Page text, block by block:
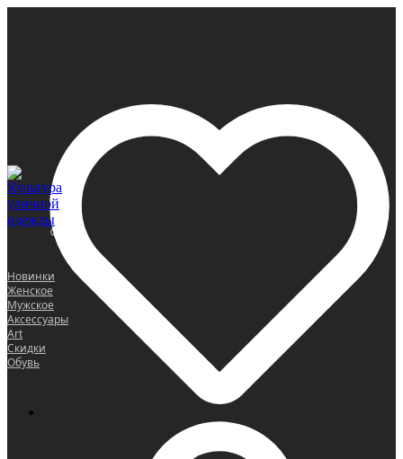
0
Новинки
Женское
Мужское
Аксессуары
Art
Скидки
Обувь